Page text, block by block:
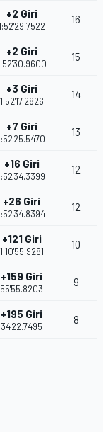
+2 Giri 16
+2 Giri 15
+3 Giri
1:52'17.2826
14
+7 Giri 13
+16 Giri 12
+26 Giri 12
+121 Giri
1:10'55.9281
10
+159 Giri
55'55.8203
9
+195 Giri
34'22.7495
8